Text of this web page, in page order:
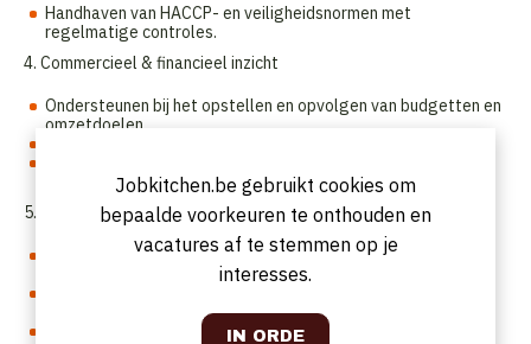
Handhaven van HACCP- en veiligheidsnormen met
regelmatige controles.
4. Commercieel & financieel inzicht
Ondersteunen bij het opstellen en opvolgen van budgetten en
omzetdoelen.
concepten.
5. Evenementen & banqueting
Coördineren van vergaderingen, conferenties en private
vlekkeloze uitvoering te garanderen.
Samenwerken met Sales, Events en de keuken voor optimale
Jobkitchen.be gebruikt cookies om
bepaalde voorkeuren te onthouden en
vacatures af te stemmen op je
interesses.